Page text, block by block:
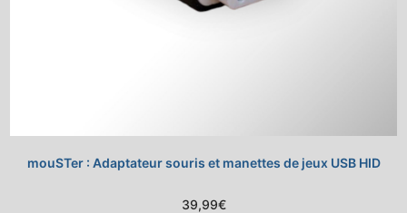
mouSTer : Adaptateur souris et manettes de jeux USB HID
39,99€